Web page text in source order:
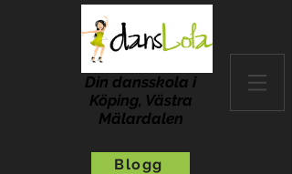
Din dansskola i
Köping, Västra
Mälardalen
Blogg